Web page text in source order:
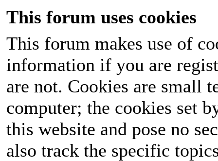
This forum uses cookies
This forum makes use of
information if you are
are not. Cookies are small
computer; the cookies set
this website and pose no
also track the specific